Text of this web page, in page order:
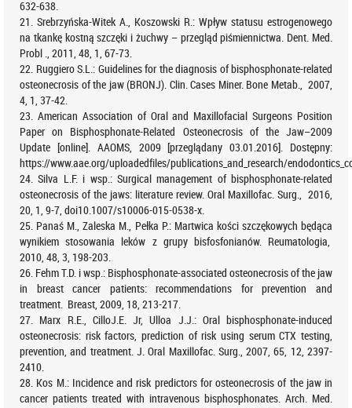
632-638.
21. Srebrzyńska-Witek A., Koszowski R.: Wpływ statusu estrogenowego
na tkankę kostną szczęki i żuchwy – przegląd piśmiennictwa. Dent. Med.
Probl ., 2011, 48, 1, 67-73.
22. Ruggiero S.L.: Guidelines for the diagnosis of bisphosphonate-related
osteonecrosis of the jaw (BRONJ). Clin. Cases Miner. Bone Metab., 2007,
4, 1, 37-42.
23. American Association of Oral and Maxillofacial Surgeons Position
Paper on Bisphosphonate-Related Osteonecrosis of the Jaw–2009
Update [online]. AAOMS, 2009 [przeglądany 03.01.2016]. Dostępny:
https://www.aae.org/uploadedfiles/publications_and_research/
24. Silva L.F. i wsp.: Surgical management of bisphosphonate-related
osteonecrosis of the jaws: literature review. Oral Maxillofac. Surg., 2016,
20, 1, 9-7, doi10.1007/s10006-015-0538-x.
25. Panaś M., Zaleska M., Pełka P.: Martwica kości szczękowych będąca
wynikiem stosowania leków z grupy bisfosfonianów. Reumatologia,
2010, 48, 3, 198-203.
26. Fehm T.D. i wsp.: Bisphosphonate-associated osteonecrosis of the jaw
in breast cancer patients: recommendations for prevention and
treatment. Breast, 2009, 18, 213-217.
27. Marx R.E., CilloJ.E. Jr, Ulloa J.J.: Oral bisphosphonate-induced
osteonecrosis: risk factors, prediction of risk using serum CTX testing,
prevention, and treatment. J. Oral Maxillofac. Surg., 2007, 65, 12, 2397-
2410.
28. Kos M.: Incidence and risk predictors for osteonecrosis of the jaw in
cancer patients treated with intravenous bisphosphonates. Arch. Med.